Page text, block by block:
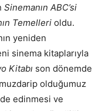
Sinemanın ABC’si
Temelleri oldu.
yeniden
sinema kitaplarıyla
Kitabı son dönemde
olduğumuz
edinmesi ve